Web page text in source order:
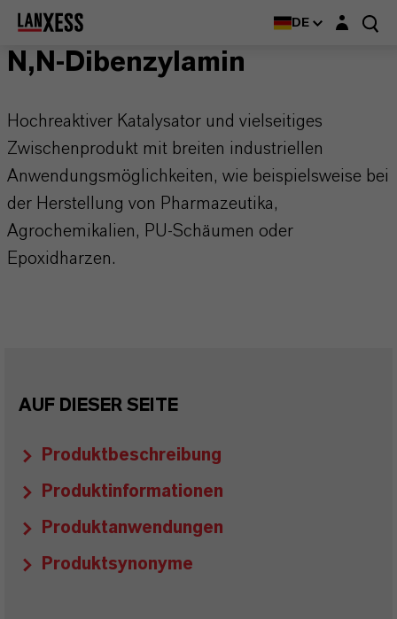
DE Login-Maske
N,N-Dibenzylamin
Hochreaktiver Katalysator und vielseitiges
Zwischenprodukt mit breiten industriellen
Anwendungsmöglichkeiten, wie beispielsweise bei
der Herstellung von Pharmazeutika,
Agrochemikalien, PU-Schäumen oder
Epoxidharzen.
AUF DIESER SEITE
Produktbeschreibung
Produktinformationen
Produktanwendungen
Produktsynonyme